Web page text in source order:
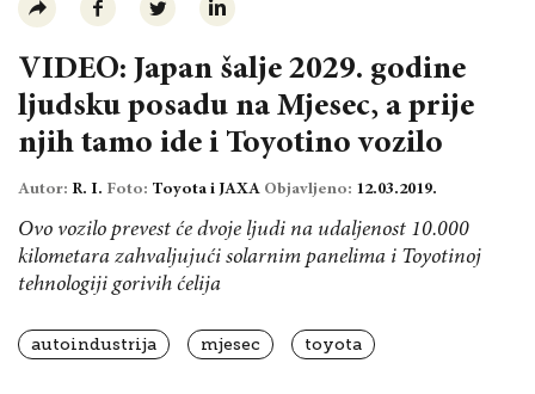
VIDEO: Japan šalje 2029. godine
ljudsku posadu na Mjesec, a prije
njih tamo ide i Toyotino vozilo
Autor: R. I. Foto: Toyota i JAXA Objavljeno: 12.03.2019.
Ovo vozilo prevest će dvoje ljudi na udaljenost 10.000
kilometara zahvaljujući solarnim panelima i Toyotinoj
tehnologiji gorivih ćelija
autoindustrija mjesec toyota